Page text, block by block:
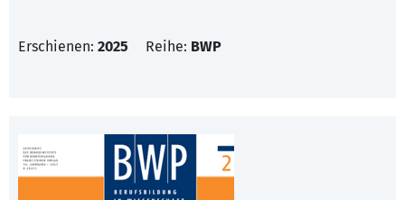
Erschienen: 2025 Reihe: BWP